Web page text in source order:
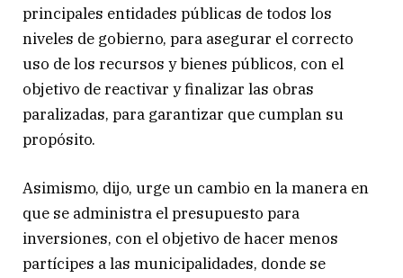
principales entidades públicas de todos los
niveles de gobierno, para asegurar el correcto
uso de los recursos y bienes públicos, con el
objetivo de reactivar y finalizar las obras
paralizadas, para garantizar que cumplan su
propósito.
Asimismo, dijo, urge un cambio en la manera en
que se administra el presupuesto para
inversiones, con el objetivo de hacer menos
partícipes a las municipalidades, donde se